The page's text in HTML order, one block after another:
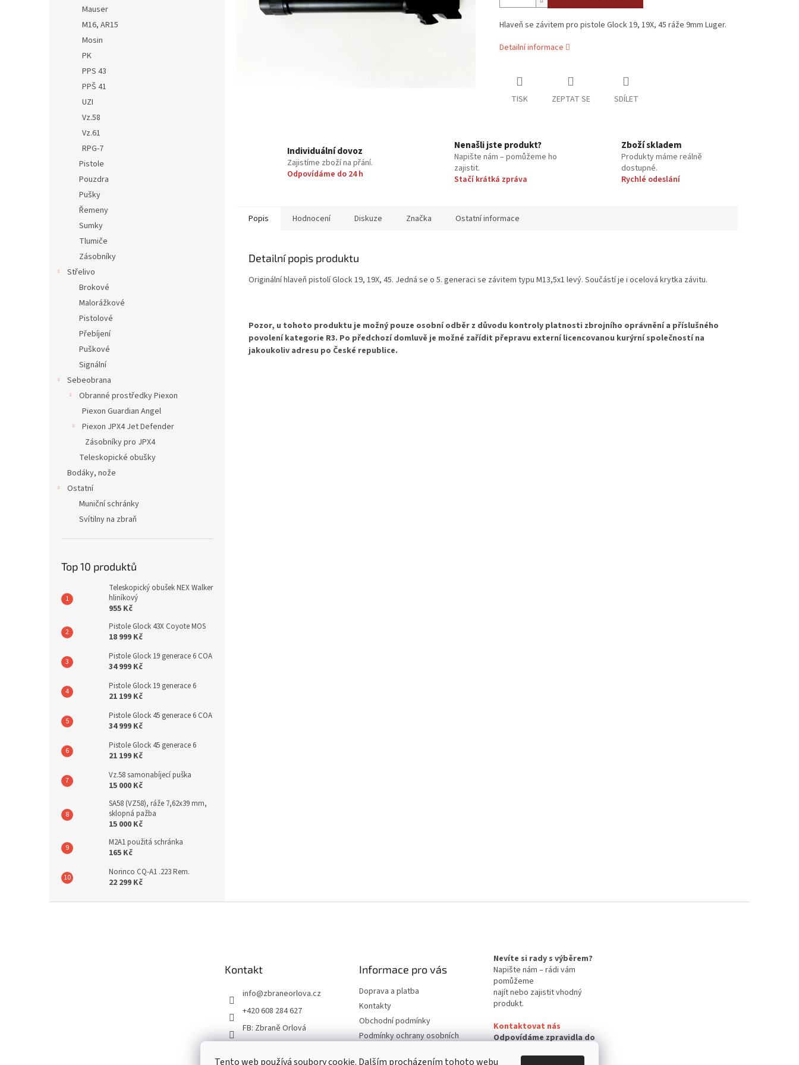
Tento web používá soubory cookie. Dalším procházením tohoto webu
Mauser
M16, AR15
Mosin
PK
PPS 43
PPŠ 41
UZI
Vz.58
Vz.61
RPG-7
Pistole
Pouzdra
Pušky
Řemeny
Sumky
Tlumiče
Zásobníky
Střelivo
Brokové
Malorážkové
Pistolové
Přebíjení
Puškové
Signální
Sebeobrana
Obranné prostředky Piexon
Piexon Guardian Angel
Piexon JPX4 Jet Defender
Zásobníky pro JPX4
Teleskopické obušky
Bodáky, nože
Ostatní
Muniční schránky
Svítilny na zbraň
Top 10 produktů
Teleskopický obušek NEX Walker
hliníkový
955 Kč
Pistole Glock 43X Coyote MOS
18 999 Kč
Pistole Glock 19 generace 6 COA
34 999 Kč
Pistole Glock 19 generace 6
21 199 Kč
Pistole Glock 45 generace 6 COA
34 999 Kč
Pistole Glock 45 generace 6
21 199 Kč
Vz.58 samonabíjecí puška
15 000 Kč
SA58 (VZ58), ráže 7,62x39 mm,
sklopná pažba
15 000 Kč
M2A1 použitá schránka
165 Kč
Norinco CQ-A1 .223 Rem.
22 299 Kč
Hlaveň se závitem pro pistole Glock 19, 19X, 45 ráže 9mm Luger.
Detailní informace
TISK ZEPTAT SE SDÍLET
Individuální dovoz
Zajistíme zboží na přání.
Odpovídáme do 24 h
Nenašli jste produkt?
Napište nám – pomůžeme ho
zajistit.
Stačí krátká zpráva
Zboží skladem
Produkty máme reálně
dostupné.
Rychlé odeslání
Popis Hodnocení Diskuze Značka Ostatní informace
Detailní popis produktu
Originální hlaveň pistolí Glock 19, 19X, 45. Jedná se o 5. generaci se závitem typu M13,5x1 levý. Součástí je i ocelová krytka závitu.
Pozor, u tohoto produktu je možný pouze osobní odběr z důvodu kontroly platnosti zbrojního oprávnění a příslušného
povolení kategorie R3. Po předchozí domluvě je možné zařídit přepravu externí licencovanou kurýrní společností na
jakoukoliv adresu po České republice.
Kontakt
info@zbraneorlova.cz
+420 608 284 627
FB: Zbraně Orlová
Informace pro vás
Doprava a platba
Kontakty
Obchodní podmínky
Podmínky ochrany osobních
Reklamační řád
Nevíte si rady s výběrem?
Napište nám – rádi vám
pomůžeme
najít nebo zajistit vhodný
produkt.
Kontaktovat nás
Odpovídáme zpravidla do